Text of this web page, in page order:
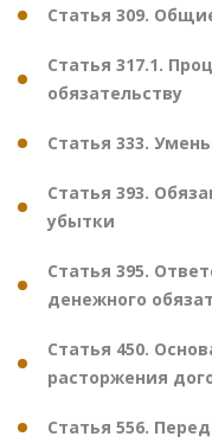
Статья 309.
Статья 317.1.
обязательству
Статья 333.
Статья 393.
убытки
Статья 395.
денежного
Статья 450.
расторжения
Статья 556.